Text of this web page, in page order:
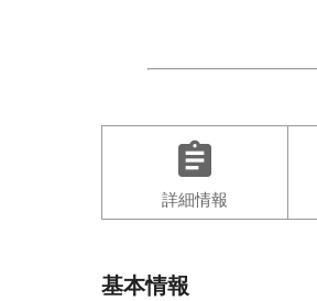
assignment
詳細情報
基本情報